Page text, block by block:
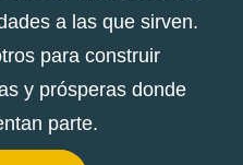
a las que sirven.
para construir
y prósperas donde
parte.